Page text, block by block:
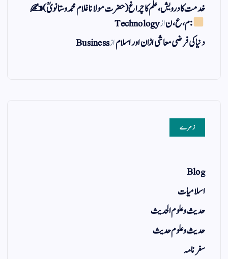
خدمت کا درویش، علم کا چراغ(حضرت مولانا غلام محمد وستانویؒ)✍
: م ، ع ، نازTechnology
دنیا کی فرضی معاشی اڑان اور اسلامازBusiness
زمرے
Blog
اسلامیات
حدیث و علوم الحدیث
حدیث و علوم حدیث
سفر نامہ